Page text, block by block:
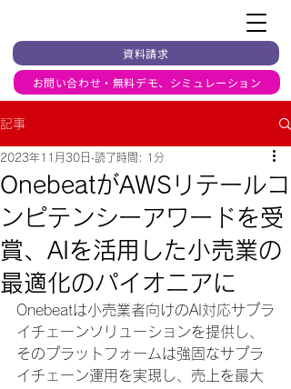
資料請求
お問い合わせ・無料デモ、シミュレーション
記事
OnebeatがAWSリテールコ
ンピテンシーアワードを受
賞、AIを活用した小売業の
最適化のパイオニアに
2023年11月30日 読了時間: 1分
Onebeatは小売業者向けのAI対応サプラ
イチェーンソリューションを提供し、
そのプラットフォームは強固なサプラ
イチェーン運用を実現し、売上を最大